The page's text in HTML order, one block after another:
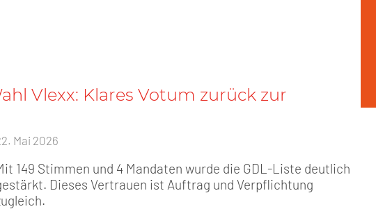
Vlexx: Klares Votum zurück zur
Mai 2026
149 Stimmen und 4 Mandaten wurde die GDL-Liste deutlich
Dieses Vertrauen ist Auftrag und Verpflichtung